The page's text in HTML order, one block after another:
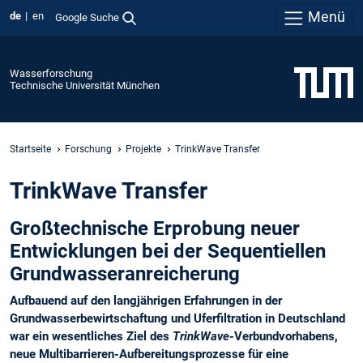
de en Google Suche Menü
Wasserforschung
Technische Universität München
Startseite Forschung Projekte TrinkWave Transfer
TrinkWave Transfer
Großtechnische Erprobung neuer
Entwicklungen bei der Sequentiellen
Grundwasseranreicherung
Aufbauend auf den langjährigen Erfahrungen in der
Grundwasser­bewirtschaftung und Uferfiltration in Deutschland
war ein wesentliches Ziel des TrinkWave-Verbundvorhabens,
neue Multibarrieren-Aufbereitungsprozesse für eine